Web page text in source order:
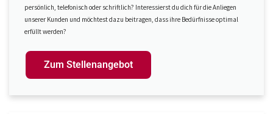
persönlich, telefonisch oder schriftlich? Interessierst du dich für die Anliegen
unserer Kunden und möchtest dazu beitragen, dass ihre Bedürfnisse optimal
erfüllt werden?
Zum Stellenangebot